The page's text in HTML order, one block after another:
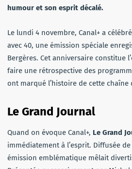
humour et son esprit décalé.
Le lundi 4 novembre, Canal+ a
avec 40, une émission spéciale
Bergères. Cet anniversaire constitue
faire une rétrospective des
ont marqué l’histoire de cette chaîne
Le Grand Journal
Quand on évoque Canal+, Le Grand
immédiatement à l’esprit. Diffusée de
émission emblématique mêlait